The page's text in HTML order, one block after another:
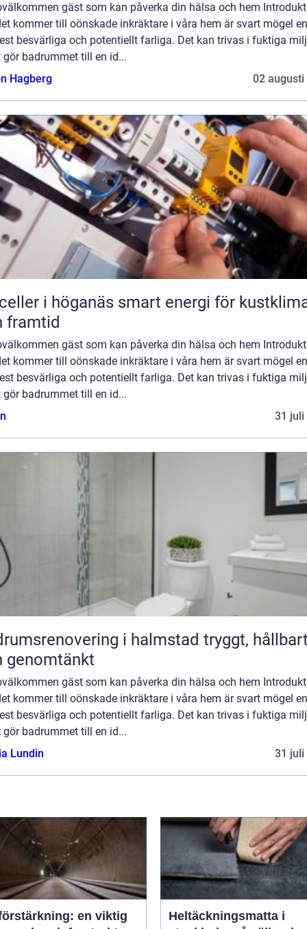
gäst som kan påverka din hälsa och hem
kommer till oönskade inkräktare i våra hem är svart mögel
besvärliga och potentiellt farliga. Det kan trivas i fuktiga
gör badrummet till en id...
Hagberg
02 augusti
höganäs smart energi för kustklimat
framtid
gäst som kan påverka din hälsa och hem
kommer till oönskade inkräktare i våra hem är svart mögel
besvärliga och potentiellt farliga. Det kan trivas i fuktiga
gör badrummet till en id...
31 juli
i halmstad tryggt, hållbart
genomtänkt
gäst som kan påverka din hälsa och hem
kommer till oönskade inkräktare i våra hem är svart mögel
besvärliga och potentiellt farliga. Det kan trivas i fuktiga
gör badrummet till en id...
Lundin
31 juli
en viktig
Heltäckningsmatta i